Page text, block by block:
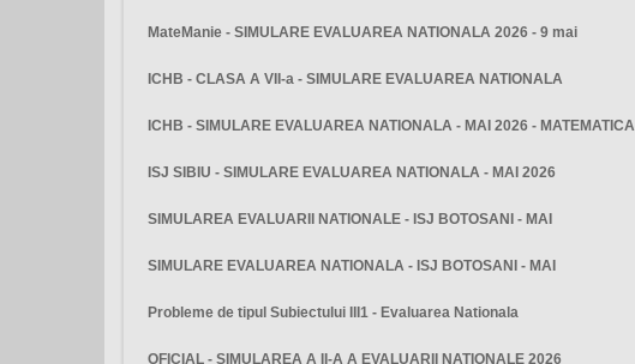
MateManie - SIMULARE EVALUAREA NATIONALA 2026 - 9 mai
ICHB - CLASA A VII-a - SIMULARE EVALUAREA NATIONALA
ICHB - SIMULARE EVALUAREA NATIONALA - MAI 2026 - MATEMATICA
ISJ SIBIU - SIMULARE EVALUAREA NATIONALA - MAI 2026
SIMULAREA EVALUARII NATIONALE - ISJ BOTOSANI - MAI
SIMULARE EVALUAREA NATIONALA - ISJ BOTOSANI - MAI
Probleme de tipul Subiectului III1 - Evaluarea Nationala
OFICIAL - SIMULAREA A II-A A EVALUARII NATIONALE 2026